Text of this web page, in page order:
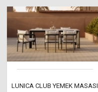
LUNICA CLUB YEMEK MASASI